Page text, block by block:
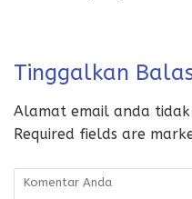
Tinggalkan
Alamat email anda
Required fields are